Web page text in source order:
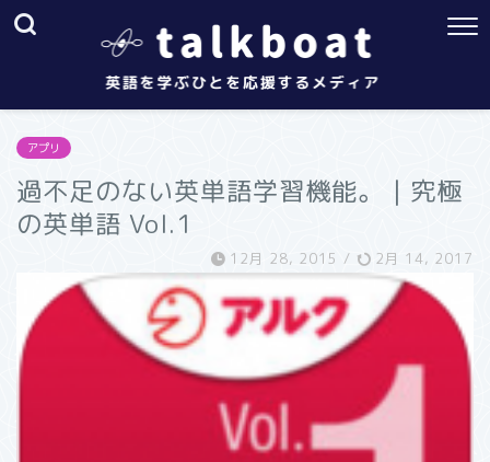
アプリ
過不足のない英単語学習機能。｜究極
の英単語 Vol.1
12月 28, 2015 / 2月 14, 2017